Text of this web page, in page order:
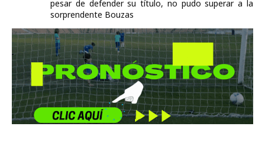
pesar de defender su título, no pudo superar a la
sorprendente Bouzas